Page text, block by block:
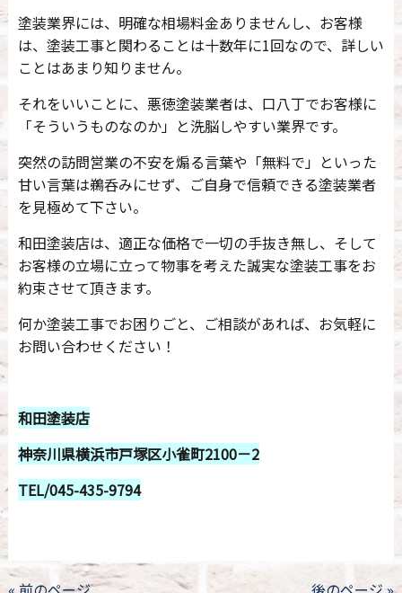
塗装業界には、明確な相場料金ありませんし、お客様
は、塗装工事と関わることは十数年に1回なので、詳しい
ことはあまり知りません。
それをいいことに、悪徳塗装業者は、口八丁でお客様に
「そういうものなのか」と洗脳しやすい業界です。
突然の訪問営業の不安を煽る言葉や「無料で」といった
甘い言葉は鵜呑みにせず、ご自身で信頼できる塗装業者
を見極めて下さい。
和田塗装店は、適正な価格で一切の手抜き無し、そして
お客様の立場に立って物事を考えた誠実な塗装工事をお
約束させて頂きます。
何か塗装工事でお困りごと、ご相談があれば、お気軽に
お問い合わせください！
和田塗装店
神奈川県横浜市戸塚区小雀町2100－2
TEL/045-435-9794